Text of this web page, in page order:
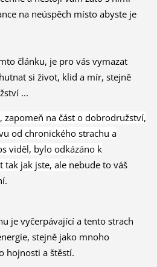
na neúspěch místo abyste je
článku, je pro vás vymazat
si život, klid a mír, stejně
...
zapomeň na část o dobrodružství,
od chronického strachu a
viděl, bylo odkázáno k
tak jak jste, ale nebude to váš
je vyčerpávající a tento strach
stejně jako mnoho
hojnosti a štěstí.